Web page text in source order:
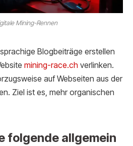
Mining-Rennen
Blogbeiträge erstellen
mining-race.ch verlinken.
auf Webseiten aus der
Ziel ist es, mehr organischen
folgende allgemein